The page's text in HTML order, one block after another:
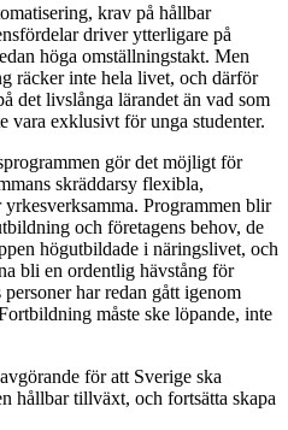
krav på hållbar
driver ytterligare på
höga omställningstakt. Men
räcker inte hela livet, och därför
det livslånga lärandet än vad som
exklusivt för unga studenter.
gör det möjligt för
skräddarsy flexibla,
Programmen blir
och företagens behov, de
högutbildade i näringslivet, och
bli en ordentlig hävstång för
har redan gått igenom
måste ske löpande, inte
för att Sverige ska
hållbar tillväxt, och fortsätta skapa